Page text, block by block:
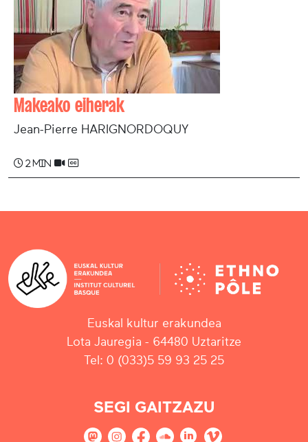
Makeako eiherak
Jean-Pierre HARIGNORDOQUY
2 min
Euskal kultur erakundea
Lota Jauregia - 64480 Uztaritze
Tel: 0 (033)5 59 93 25 25
SEGI GAITZAZU